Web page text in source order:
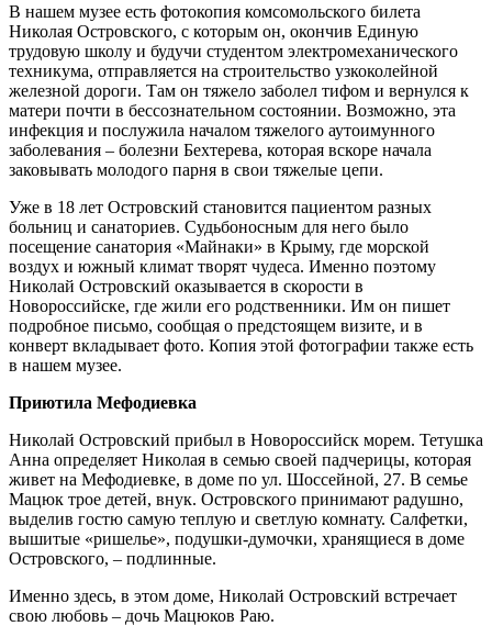
В нашем музее есть фотокопия комсомольского билета
Николая Островского, с которым он, окончив Единую
трудовую школу и будучи студентом электромеханического
техникума, отправляется на строительство узкоколейной
железной дороги. Там он тяжело заболел тифом и вернулся к
матери почти в бессознательном состоянии. Возможно, эта
инфекция и послужила началом тяжелого аутоимунного
заболевания – болезни Бехтерева, которая вскоре начала
заковывать молодого парня в свои тяжелые цепи.
Уже в 18 лет Островский становится пациентом разных
больниц и санаториев. Судьбоносным для него было
посещение санатория «Майнаки» в Крыму, где морской
воздух и южный климат творят чудеса. Именно поэтому
Николай Островский оказывается в скорости в
Новороссийске, где жили его родственники. Им он пишет
подробное письмо, сообщая о предстоящем визите, и в
конверт вкладывает фото. Копия этой фотографии также есть
в нашем музее.
Приютила Мефодиевка
Николай Островский прибыл в Новороссийск морем. Тетушка
Анна определяет Николая в семью своей падчерицы, которая
живет на Мефодиевке, в доме по ул. Шоссейной, 27. В семье
Мацюк трое детей, внук. Островского принимают радушно,
выделив гостю самую теплую и светлую комнату. Салфетки,
вышитые «ришелье», подушки-думочки, хранящиеся в доме
Островского, – подлинные.
Именно здесь, в этом доме, Николай Островский встречает
свою любовь – дочь Мацюков Раю.